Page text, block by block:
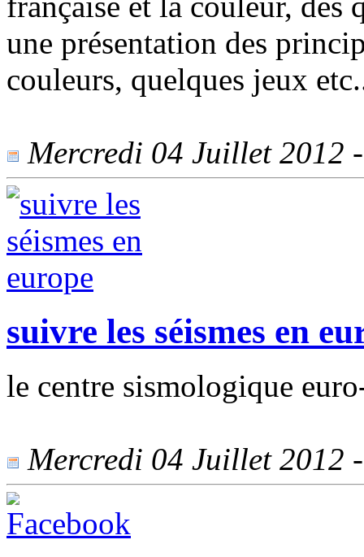
une présentation des
couleurs, quelques jeux
Mercredi 04 Juillet 2012
suivre les séismes en
le centre sismologique
Mercredi 04 Juillet 2012